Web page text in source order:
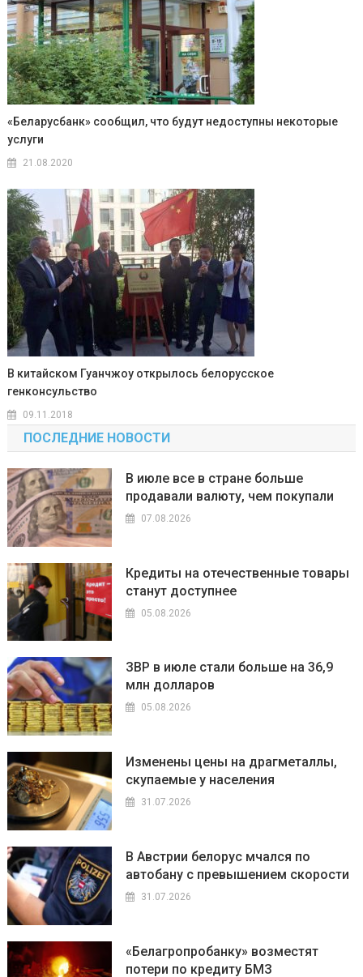
«Беларусбанк» сообщил, что будут недоступны некоторые
услуги
21.08.2020
В китайском Гуанчжоу открылось белорусское
генконсульство
09.11.2018
ПОСЛЕДНИЕ НОВОСТИ
В июле все в стране больше
продавали валюту, чем покупали
07.08.2026
Кредиты на отечественные товары
станут доступнее
05.08.2026
ЗВР в июле стали больше на 36,9
млн долларов
05.08.2026
Изменены цены на драгметаллы,
скупаемые у населения
31.07.2026
В Австрии белорус мчался по
автобану с превышением скорости
31.07.2026
«Белагропробанку» возместят
потери по кредиту БМЗ